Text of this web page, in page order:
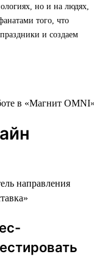
но и на людях,
того, что
и создаем
направления